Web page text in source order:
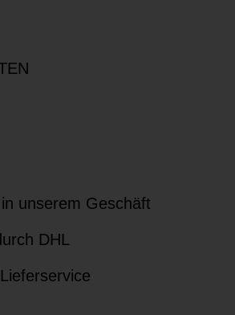
unserem Geschäft
DHL